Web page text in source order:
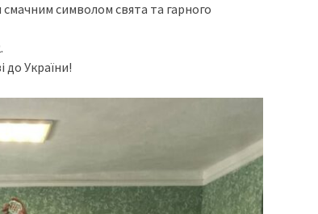
символом свята та гарного
до України!